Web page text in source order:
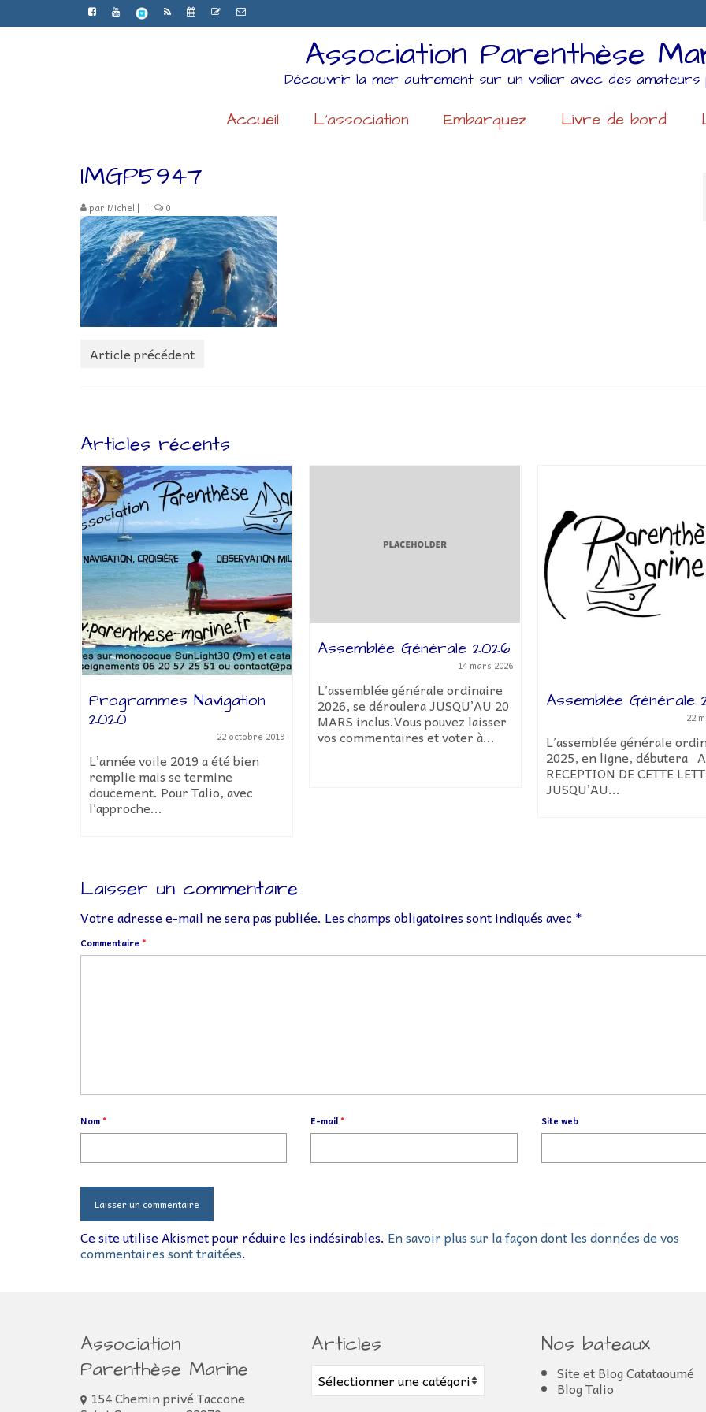
Association Parenthèse
Découvrir la mer autrement sur un voilier avec des amateurs
Accueil L’association Embarquez Livre de bord
IMGP5947
par Michel | | 0
Article précédent
Articles récents
Programmes Navigation
2020
22 octobre 2019
L’année voile 2019 a été bien
remplie mais se termine
doucement. Pour Talio, avec
l’approche...
Assemblée Générale 2026
14 mars 2026
L’assemblée générale ordinaire
2026, se déroulera JUSQU’AU 20
MARS inclus.Vous pouvez laisser
vos commentaires et voter à...
Assemblée Générale
22
L’assemblée générale
2025, en ligne, débutera
RECEPTION DE CETTE
JUSQU’AU...
Laisser un commentaire
Votre adresse e-mail ne sera pas publiée. Les champs obligatoires sont indiqués avec *
Commentaire *
Nom* E-mail* Site web
Ce site utilise Akismet pour réduire les indésirables. En savoir plus sur la façon dont les données de vos
commentaires sont traitées.
Association
Parenthèse Marine
154 Chemin privé Taccone
Articles
Articles
Nos bateaux
Site et Blog Catataoumé
Blog Talio